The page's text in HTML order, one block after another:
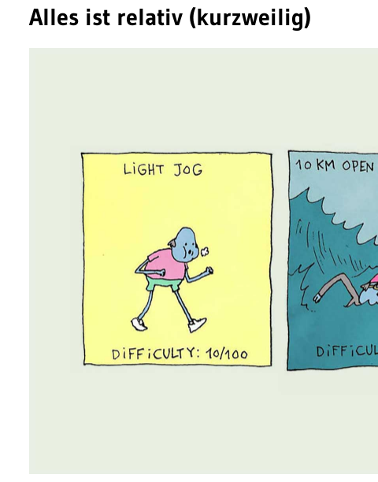
Alles ist relativ (kurzweilig)